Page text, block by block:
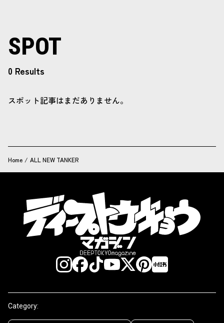
SPOT
0 Results
スポット記事はまだありません。
Home / ALL NEW TANKER
Category: